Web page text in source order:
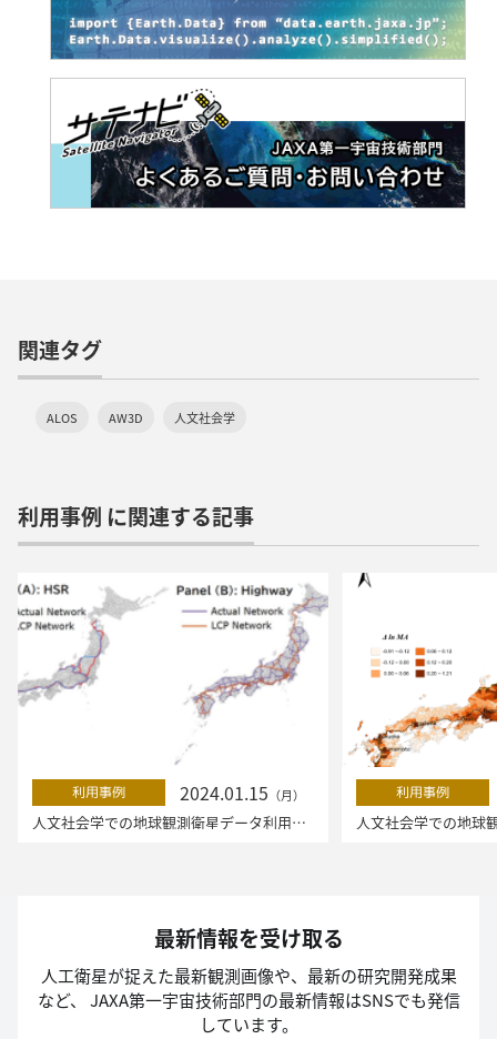
関連タグ
ALOS AW3D 人文社会学
利用事例 に関連する記事
利用事例 2024.01.15 （月）
人文社会学での地球観測衛星データ利用（第2回）
利用事例
最新情報を受け取る
人工衛星が捉えた最新観測画像や、最新の研究開発成果
など、
JAXA第一宇宙技術部門の最新情報はSNSでも発信
しています。